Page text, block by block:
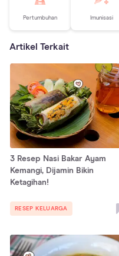
Pertumbuhan Imunisasi
Artikel Terkait
3 Resep Nasi Bakar Ayam
Kemangi, Dijamin Bikin
Ketagihan!
RESEP KELUARGA